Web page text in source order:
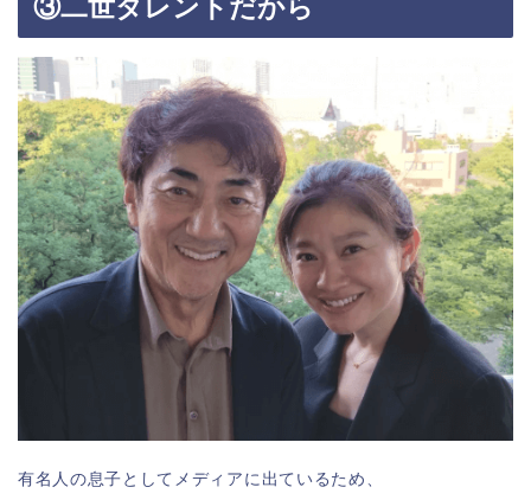
③二世タレントだから
有名人の息子としてメディアに出ているため、